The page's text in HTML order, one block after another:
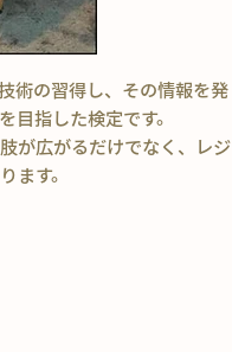
術の習得し、その情報を発
目指した検定です。
が広がるだけでなく、レジ
ます。